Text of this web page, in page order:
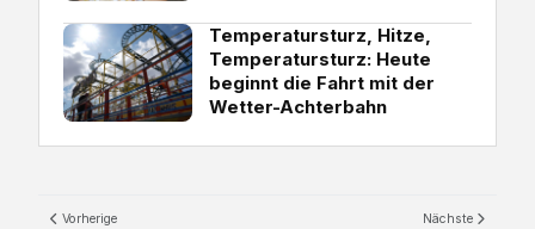
Temperatursturz, Hitze,
Temperatursturz: Heute
beginnt die Fahrt mit der
Wetter-Achterbahn
Vorherige Nächste